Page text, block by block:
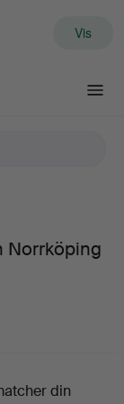
Vis
Norrköping
din